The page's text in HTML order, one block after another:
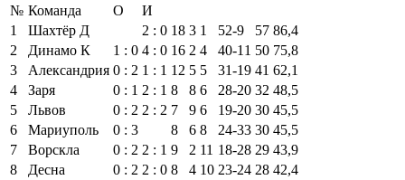
№ Команда О
И
1
Шахтёр Д 2 : 0 18 3 1 52‑9 57 86,4
2
Динамо К 1 : 0 4 : 0 16 2 4 40‑11 50 75,8
3
Александрия 0 : 2 1 : 1 12 5 5 31‑19 41 62,1
4
Заря 0 : 1 2 : 1 8 8 6 28‑20 32 48,5
5
Львов 0 : 2 2 : 2 7 9 6 19‑20 30 45,5
6
Мариуполь 0 : 3 8 6 8 24‑33 30 45,5
7
Ворскла 0 : 2 2 : 1 9 2 11 18‑28 29 43,9
8
Десна 0 : 2 2 : 0 8 4 10 23‑24 28 42,4